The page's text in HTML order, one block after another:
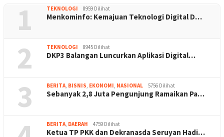
1 TEKNOLOGI 8959 Dilihat
Menkominfo: Kemajuan Teknologi Digital D…
2 TEKNOLOGI 8945 Dilihat
DKP3 Balangan Luncurkan Aplikasi Digital…
3 BERITA, BISNIS, EKONOMI, NASIONAL 5756 Dilihat
Sebanyak 2,8 Juta Pengunjung Ramaikan Pa…
BERITA, DAERAH 4759 Dilihat
Ketua TP PKK dan Dekranasda Seruyan Hadi…